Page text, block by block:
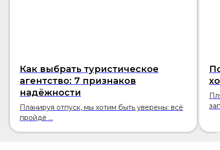
Как выбрать туристическое
агентство: 7 признаков
надёжности
Планируя отпуск, мы хотим быть уверены: всё
пройдё ...